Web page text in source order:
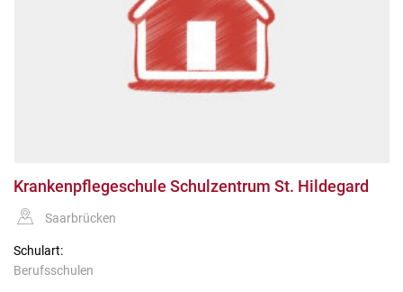
Krankenpflegeschule Schulzentrum St. Hildegard
Saarbrücken
Schulart:
Berufsschulen